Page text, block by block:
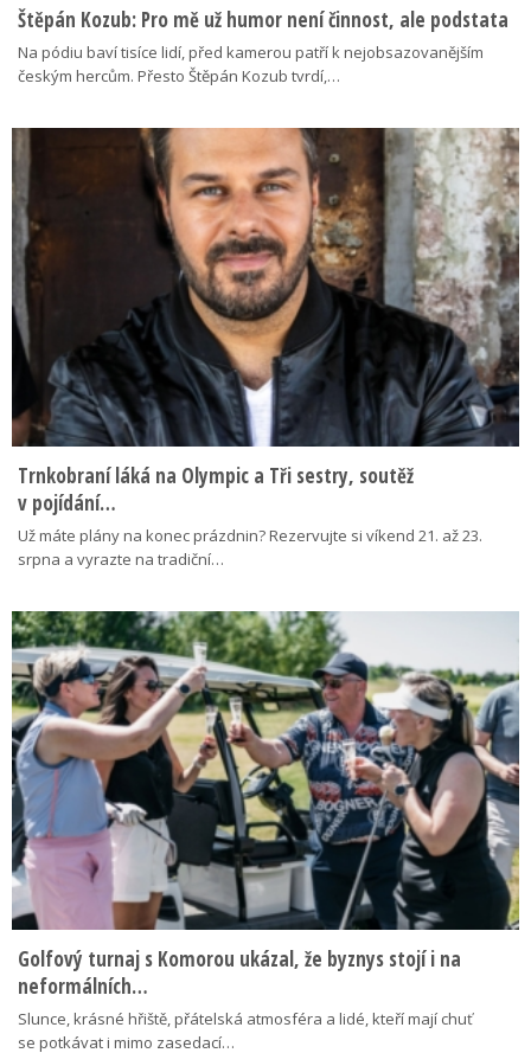
Štěpán Kozub: Pro mě už humor není činnost, ale podstata
Na pódiu baví tisíce lidí, před kamerou patří k nejobsazovanějším
českým hercům. Přesto Štěpán Kozub tvrdí,…
Trnkobraní láká na Olympic a Tři sestry, soutěž
v pojídání…
Už máte plány na konec prázdnin? Rezervujte si víkend 21. až 23.
srpna a vyrazte na tradiční…
Golfový turnaj s Komorou ukázal, že byznys stojí i na
neformálních…
Slunce, krásné hřiště, přátelská atmosféra a lidé, kteří mají chuť
se potkávat i mimo zasedací…